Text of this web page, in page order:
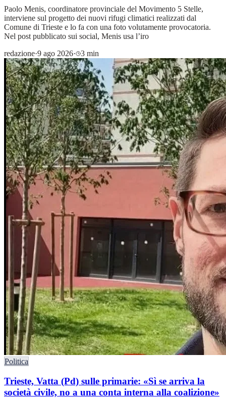
Paolo Menis, coordinatore provinciale del Movimento 5 Stelle,
interviene sul progetto dei nuovi rifugi climatici realizzati dal
Comune di Trieste e lo fa con una foto volutamente provocatoria.
Nel post pubblicato sui social, Menis usa l’iro
redazione·9 ago 2026· 3 min
Politica
Trieste, Vatta (Pd) sulle primarie: «Sì se arriva la
società civile, no a una conta interna alla coalizione»